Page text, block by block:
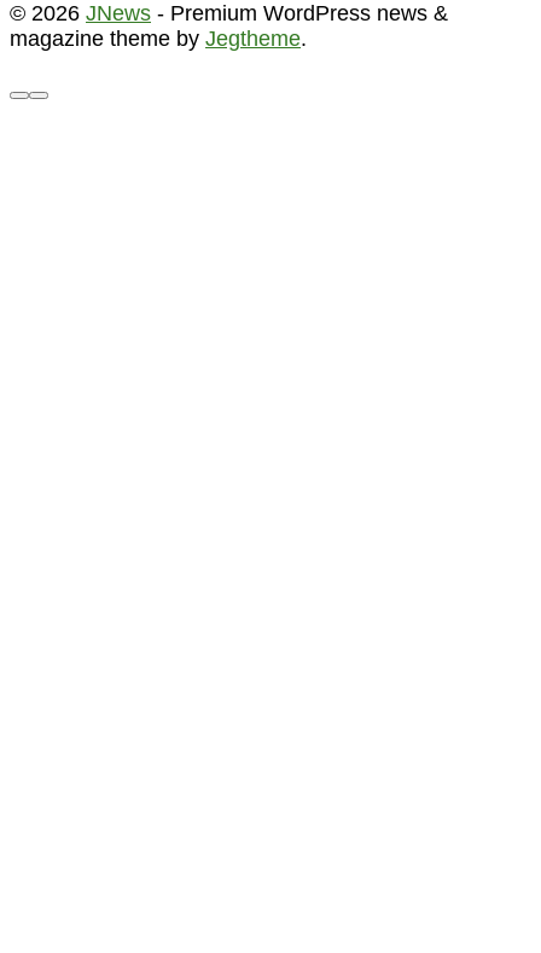
© 2026 JNews - Premium WordPress news &
magazine theme by Jegtheme.